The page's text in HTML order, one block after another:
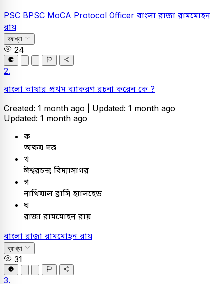
PSC BPSC MoCA Protocol Officer বাংলা রাজা রামমোহন
রায়
ব্যাখ্যা
24
2.
বাংলা ভাষার প্রথম ব্যাকরণ রচনা করেন কে ?
Created: 1 month ago | Updated: 1 month ago
Updated: 1 month ago
ক
অক্ষয় দত্ত
খ
ঈশ্বরচন্দ্র বিদ্যাসাগর
গ
নাথিয়াল ব্রাসি হ্যালহেড
ঘ
রাজা রামমোহন রায়
বাংলা রাজা রামমোহন রায়
ব্যাখ্যা
31
3.